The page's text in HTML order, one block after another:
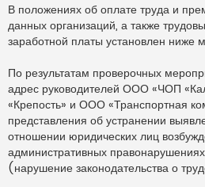
В положениях об оплате труда и
данных организаций, а также
заработной платы установлен ниже
По результатам проверочных
адрес руководителей ООО «ЧОП
«Крепость» и ООО «Транспортная
представления об устранении
отношении юридических лиц
административных
(нарушение законодательства о